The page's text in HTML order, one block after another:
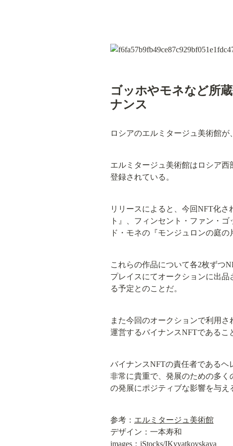
ゴッホやモネなど所
ナンス
ロシアのエルミタージュ美術館が
エルミタージュ美術館はロシア
登録されている。
リリースによると、今回NFT化
ト』、フィンセント・ファン・
ド・モネの『モンジュロンの庭の
これらの作品について各2枚ずつ
プレイスにてオークションに出
る予定とのことだ。
また今回のオークションで利用
運営するバイナンスNFTであるこ
バイナンスNFTの責任者であるヘ
非常に貴重で、発展のための多
の発展にポジティブな影響を与え
参考： エルミタージュ美術館
デザイン：一本寿和
images：iStocks/IKvyatkovskaya